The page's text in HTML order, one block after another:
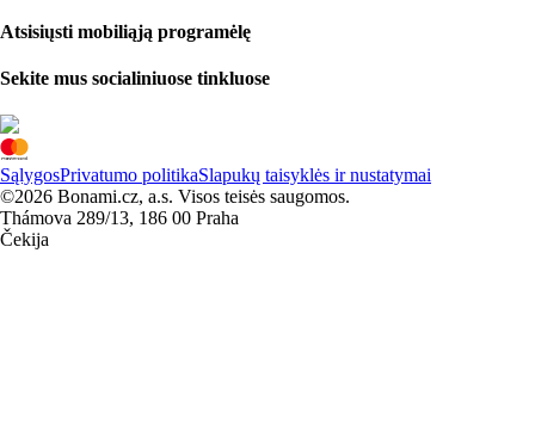
Atsisiųsti mobiliąją programėlę
Sekite mus socialiniuose tinkluose
SąlygosPrivatumo politikaSlapukų taisyklės ir nustatymai
©2026 Bonami.cz, a.s. Visos teisės saugomos.
Thámova 289/13, 186 00 Praha
Čekija